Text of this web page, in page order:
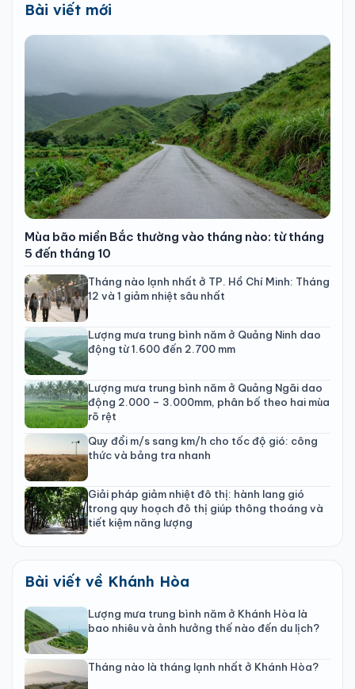
Bài viết mới
Mùa bão miền Bắc thường vào tháng nào: từ tháng
5 đến tháng 10
Tháng nào lạnh nhất ở TP. Hồ Chí Minh: Tháng
12 và 1 giảm nhiệt sâu nhất
Lượng mưa trung bình năm ở Quảng Ninh dao
động từ 1.600 đến 2.700 mm
Lượng mưa trung bình năm ở Quảng Ngãi dao
động 2.000 – 3.000mm, phân bố theo hai mùa
rõ rệt
Quy đổi m/s sang km/h cho tốc độ gió: công
thức và bảng tra nhanh
Giải pháp giảm nhiệt đô thị: hành lang gió
trong quy hoạch đô thị giúp thông thoáng và
tiết kiệm năng lượng
Bài viết về Khánh Hòa
Lượng mưa trung bình năm ở Khánh Hòa là
bao nhiêu và ảnh hưởng thế nào đến du lịch?
Tháng nào là tháng lạnh nhất ở Khánh Hòa?